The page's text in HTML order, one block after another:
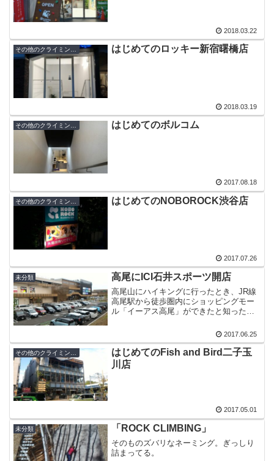
2018.03.22
その他のクライミングジム はじめてのロッキー新宿曙橋店
2018.03.19
はじめてのボルコム
2017.08.18
はじめてのNOBOROCK渋谷店
2017.07.26
未分類 高尾にICI石井スポーツ開店
高尾山にハイキングに行ったとき、JR線
高尾駅から徒歩圏内にショッピングモー
ル「イーアス高尾」ができたと知った。
2017.06.25
その他のクライミングジム
はじめてのFish and Bird二子玉
川店
2017.05.01
未分類 「ROCK CLIMBING」
そのものズバリなネーミング。ぎっしり
詰まってる。